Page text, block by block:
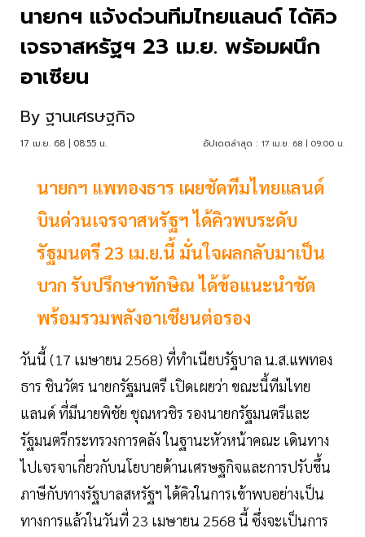
นายกฯ แจ้งด่วนทีมไทยแลนด์ ได้คิว
เจรจาสหรัฐฯ 23 เม.ย. พร้อมผนึก
อาเซียน
By ฐานเศรษฐกิจ
17 เม.ย. 68 | 08:55 น. อัปเดตล่าสุด : 17 เม.ย. 68 | 09:00 น.
นายกฯ แพทองธาร เผยชัดทีมไทยแลนด์
บินด่วนเจรจาสหรัฐฯ ได้คิวพบระดับ
รัฐมนตรี 23 เม.ย.นี้ มั่นใจผลกลับมาเป็น
บวก รับปรึกษาทักษิณ ได้ข้อแนะนำชัด
พร้อมรวมพลังอาเซียนต่อรอง
วันนี้ (17 เมษายน 2568) ที่ทำเนียบรัฐบาล น.ส.แพทอง
ธาร ชินวัตร นายกรัฐมนตรี เปิดเผยว่า ขณะนี้ทีมไทย
แลนด์ ที่มีนายพิชัย ชุณหวชิร รองนายกรัฐมนตรีและ
รัฐมนตรีกระทรวงการคลัง ในฐานะหัวหน้าคณะ เดินทาง
ไปเจรจาเกี่ยวกับนโยบายด้านเศรษฐกิจและการปรับขึ้น
ภาษีกับทางรัฐบาลสหรัฐฯ ได้คิวในการเข้าพบอย่างเป็น
ทางการแล้วในวันที่ 23 เมษายน 2568 นี้ ซึ่งจะเป็นการ